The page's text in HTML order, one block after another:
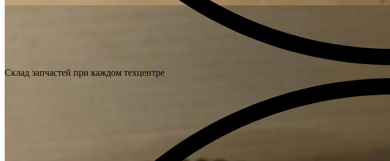
Склад запчастей при каждом техцентре